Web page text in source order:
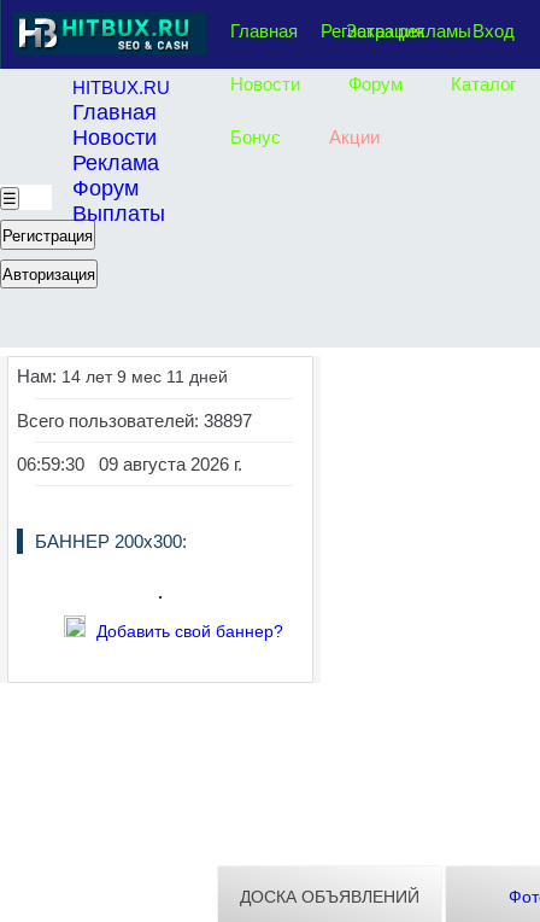
Главная Заказ рекламы
Новости Форум Каталог
Бонус Акции
Вход
Регистрация
HITBUX.RU
Главная
Новости
Реклама
Форум
Выплаты
☰
Регистрация
Авторизация
Нам: 14 лет 9 мес 11 дней
Всего пользователей: 38897
06:59:31 09 августа 2026 г.
БАННЕР 200х300:
Добавить свой баннер?
ДОСКА ОБЪЯВЛЕНИЙ